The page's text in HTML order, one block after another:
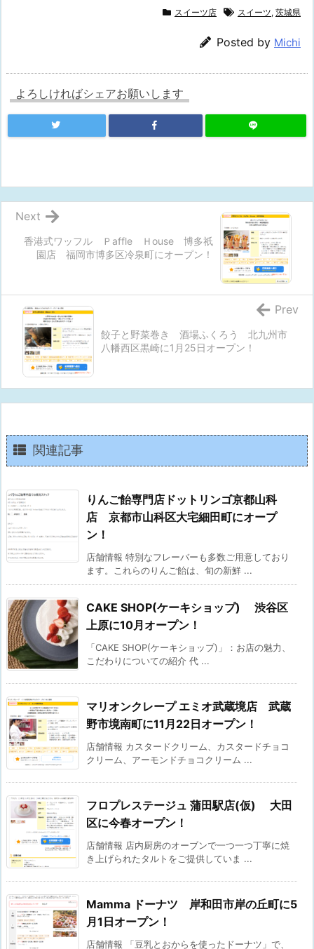
スイーツ店 スイーツ, 茨城県
Posted by Michi
よろしければシェアお願いします
香港式ワッフル Ｐaffle Ｈouse 博多祇
園店 福岡市博多区冷泉町にオープン！
Next
餃子と野菜巻き 酒場ふくろう 北九州市
八幡西区黒崎に1月25日オープン！
Prev
関連記事
りんご飴専門店ドットリンゴ京都山科
店 京都市山科区大宅細田町にオープ
ン！
店舗情報 特別なフレーバーも多数ご用意しており
ます。これらのりんご飴は、旬の新鮮 ...
CAKE SHOP(ケーキショップ) 渋谷区
上原に10月オープン！
「CAKE SHOP(ケーキショップ)」：お店の魅力、
こだわりについての紹介 代 ...
マリオンクレープ エミオ武蔵境店 武蔵
野市境南町に11月22日オープン！
店舗情報 カスタードクリーム、カスタードチョコ
クリーム、アーモンドチョコクリーム ...
フロプレステージュ 蒲田駅店(仮) 大田
区に今春オープン！
店舗情報 店内厨房のオーブンで一つ一つ丁寧に焼
き上げられたタルトをご提供していま ...
Mamma ドーナツ 岸和田市岸の丘町に5
月1日オープン！
店舗情報 「豆乳とおからを使ったドーナツ」で、